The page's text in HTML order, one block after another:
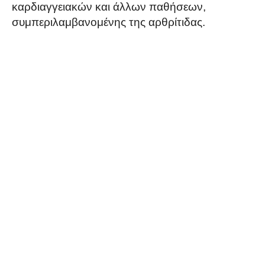
καρδιαγγειακών και άλλων παθήσεων,
συμπεριλαμβανομένης της αρθρίτιδας.